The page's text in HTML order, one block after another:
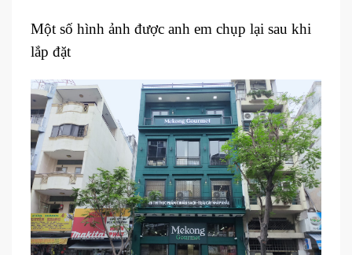
Một số hình ảnh được anh em chụp lại sau khi
lắp đặt